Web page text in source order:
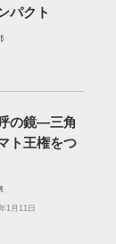
パクト
の鏡―三角
ト王権をつ
1月11日